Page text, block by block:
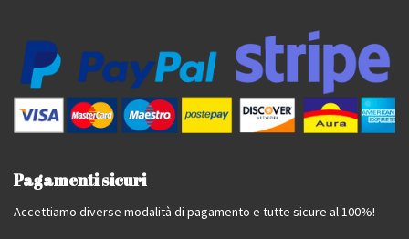
Pagamenti sicuri
Accettiamo diverse modalità di pagamento e tutte sicure al 100%!